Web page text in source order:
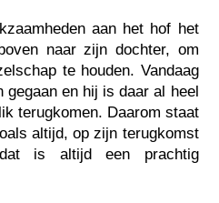
aan het hof het
naar zijn dochter, om
te houden. Vandaag
en hij is daar al heel
terugkomen. Daarom staat
altijd, op zijn terugkomst
is altijd een prachtig